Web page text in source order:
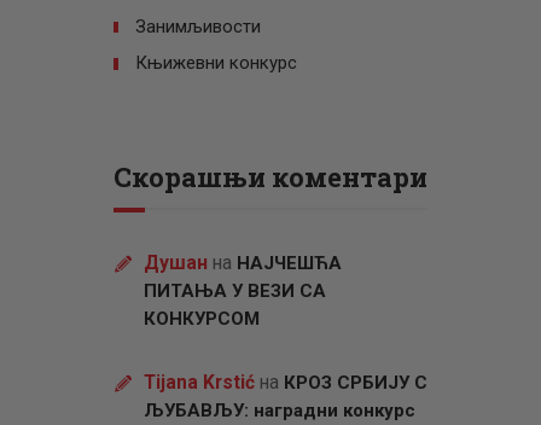
Занимљивости
Књижевни конкурс
Скорашњи коментари
Душан на НАЈЧЕШЋА
ПИТАЊА У ВЕЗИ СА
КОНКУРСОМ
Tijana Krstićна КРОЗ СРБИЈУ С
ЉУБАВЉУ: наградни конкурс